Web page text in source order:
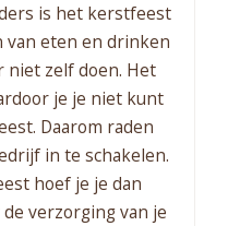
is het kerstfeest
van eten en drinken
niet zelf doen. Het
je je niet kunt
Daarom raden
in te schakelen.
hoef je je dan
verzorging van je